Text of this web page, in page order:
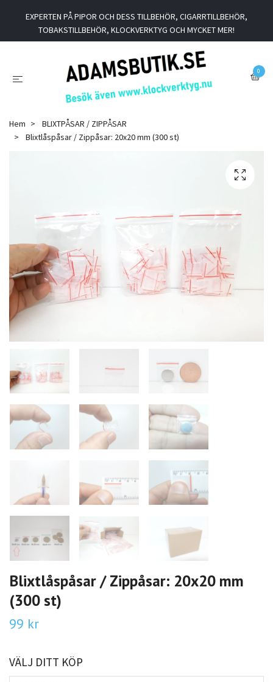
EXPERTEN PÅ PIPOR OCH DESS TILLBEHÖR, CIGARRTILLBEHÖR,
TOBAKSTILLBEHÖR, KLOCKVERKTYG OCH MYCKET MER!
0
Hem
BLIXTPÅSAR / ZIPPÅSAR
Blixtlåspåsar / Zippåsar: 20x20 mm (300 st)
Blixtlåspåsar / Zippåsar: 20x20 mm
(300 st)
99 kr
VÄLJ DITT KÖP